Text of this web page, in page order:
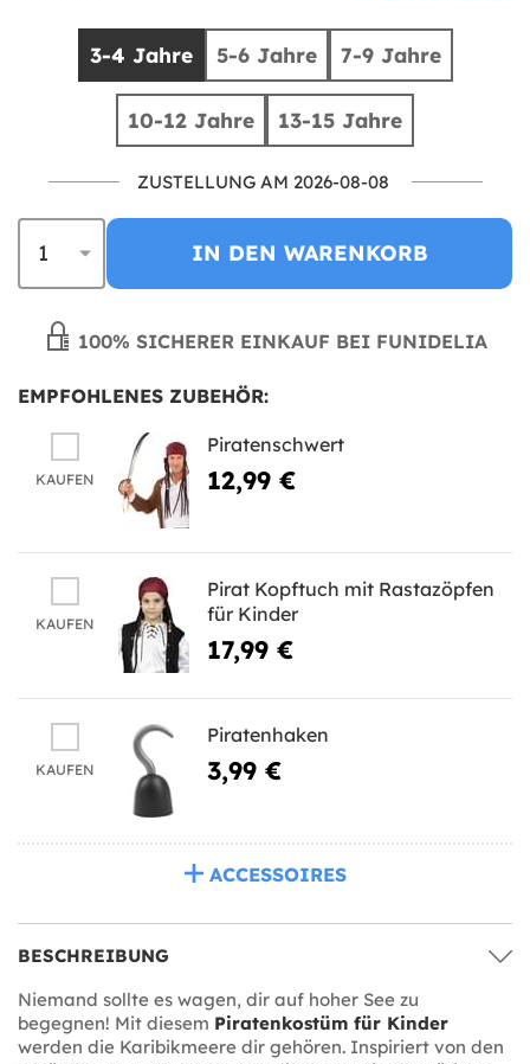
3-4 Jahre 5-6 Jahre 7-9 Jahre
10-12 Jahre 13-15 Jahre
ZUSTELLUNG AM 2026-08-08
IN DEN WARENKORB
100% SICHERER EINKAUF BEI FUNIDELIA
EMPFOHLENES ZUBEHÖR:
KAUFEN
Piratenschwert
12,99 €
KAUFEN
Pirat Kopftuch mit Rastazöpfen
für Kinder
17,99 €
KAUFEN
Piratenhaken
3,99 €
ACCESSOIRES
BESCHREIBUNG
Niemand sollte es wagen, dir auf hoher See zu
begegnen! Mit diesem Piratenkostüm für Kinder
werden die Karibikmeere dir gehören. Inspiriert von den